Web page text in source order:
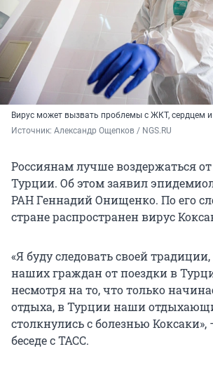
Вирус может вызвать проблемы с ЖКТ, сердцем
Источник: Александр Ощепков / NGS.RU
Россиянам лучше воздержаться
Турции. Об этом заявил
РАН Геннадий Онищенко. По его
стране распространен вирус
«Я буду следовать своей
наших граждан от поездки в
несмотря на то, что только
отдыха, в Турции наши
столкнулись с болезнью Коксаки»,
беседе с ТАСС.